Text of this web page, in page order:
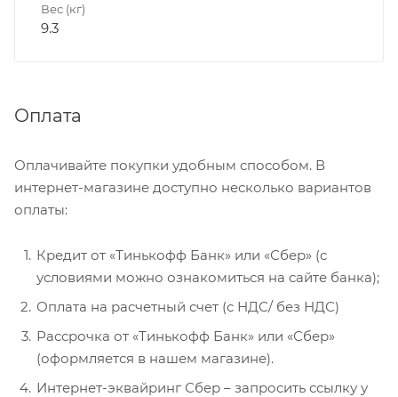
Вес (кг)
9.3
Оплата
Оплачивайте покупки удобным способом. В
интернет-магазине доступно несколько вариантов
оплаты:
Кредит от «Тинькофф Банк» или «Сбер» (с
условиями можно ознакомиться на сайте банка);
Оплата на расчетный счет (с НДС/ без НДС)
Рассрочка от «Тинькофф Банк» или «Сбер»
(оформляется в нашем магазине).
Интернет-эквайринг Сбер – запросить ссылку у